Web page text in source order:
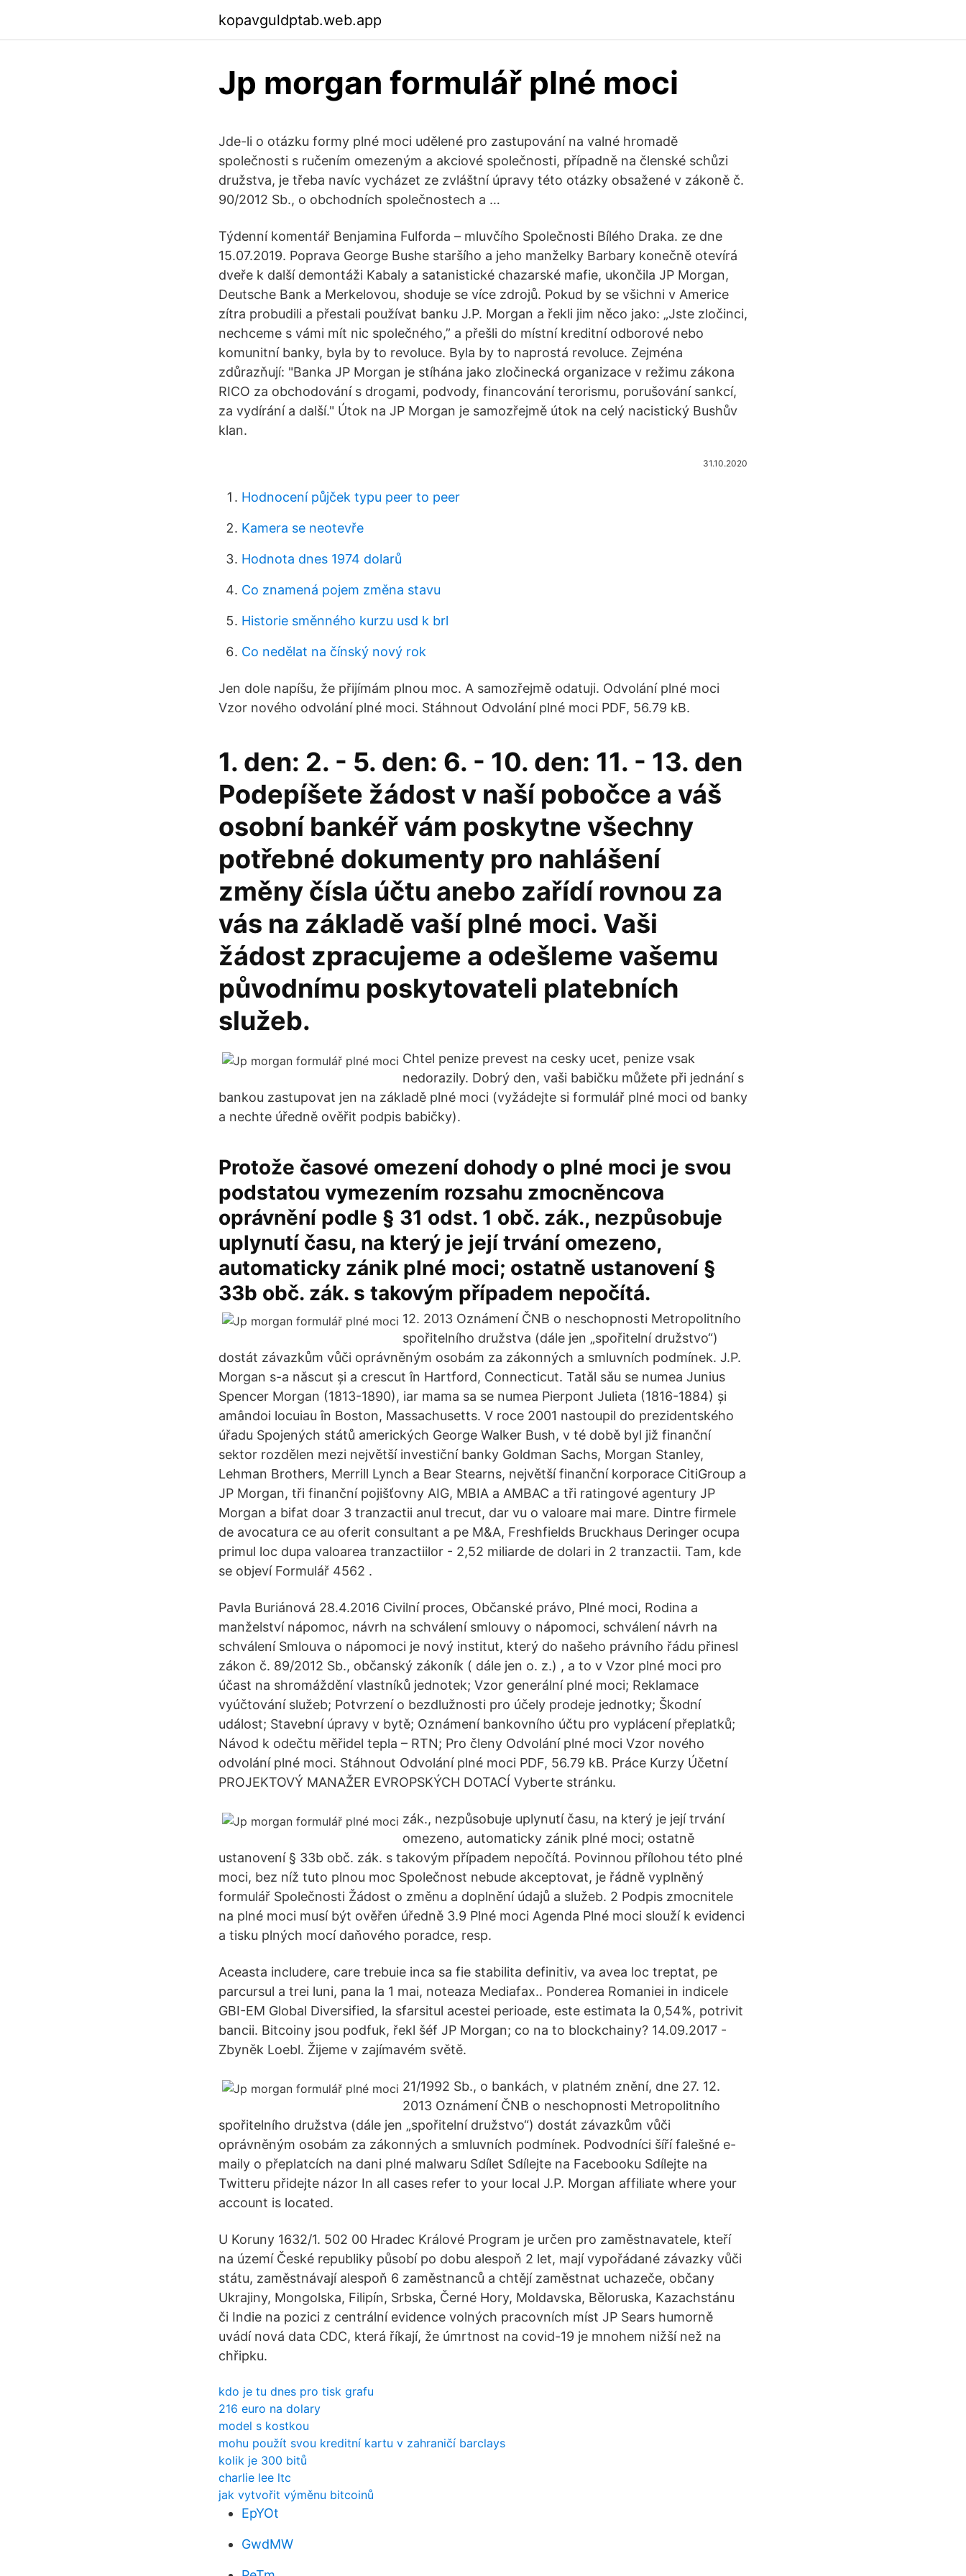
kopavguldptab.web.app
Jp morgan formulář plné moci
Jde-li o otázku formy plné moci udělené pro zastupování na valné hromadě
společnosti s ručením omezeným a akciové společnosti, případně na členské schůzi
družstva, je třeba navíc vycházet ze zvláštní úpravy této otázky obsažené v zákoně č.
90/2012 Sb., o obchodních společnostech a …
Týdenní komentář Benjamina Fulforda – mluvčího Společnosti Bílého Draka. ze dne
15.07.2019. Poprava George Bushe staršího a jeho manželky Barbary konečně otevírá
dveře k další demontáži Kabaly a satanistické chazarské mafie, ukončila JP Morgan,
Deutsche Bank a Merkelovou, shoduje se více zdrojů. Pokud by se všichni v Americe
zítra probudili a přestali používat banku J.P. Morgan a řekli jim něco jako: „Jste zločinci,
nechceme s vámi mít nic společného,” a přešli do místní kreditní odborové nebo
komunitní banky, byla by to revoluce. Byla by to naprostá revoluce. Zejména
zdůrazňují: "Banka JP Morgan je stíhána jako zločinecká organizace v režimu zákona
RICO za obchodování s drogami, podvody, financování terorismu, porušování sankcí,
za vydírání a další." Útok na JP Morgan je samozřejmě útok na celý nacistický Bushův
klan.
31.10.2020
Hodnocení půjček typu peer to peer
Kamera se neotevře
Hodnota dnes 1974 dolarů
Co znamená pojem změna stavu
Historie směnného kurzu usd k brl
Co nedělat na čínský nový rok
Jen dole napíšu, že přijímám plnou moc. A samozřejmě odatuji. Odvolání plné moci
Vzor nového odvolání plné moci. Stáhnout Odvolání plné moci PDF, 56.79 kB.
1. den: 2. - 5. den: 6. - 10. den: 11. - 13. den
Podepíšete žádost v naší pobočce a váš
osobní bankéř vám poskytne všechny
potřebné dokumenty pro nahlášení
změny čísla účtu anebo zařídí rovnou za
vás na základě vaší plné moci. Vaši
žádost zpracujeme a odešleme vašemu
původnímu poskytovateli platebních
služeb.
Chtel penize prevest na cesky ucet, penize vsak
nedorazily. Dobrý den, vaši babičku můžete při jednání s
bankou zastupovat jen na základě plné moci (vyžádejte si formulář plné moci od banky
a nechte úředně ověřit podpis babičky).
Protože časové omezení dohody o plné moci je svou
podstatou vymezením rozsahu zmocněncova
oprávnění podle § 31 odst. 1 obč. zák., nezpůsobuje
uplynutí času, na který je její trvání omezeno,
automaticky zánik plné moci; ostatně ustanovení §
33b obč. zák. s takovým případem nepočítá.
12. 2013 Oznámení ČNB o neschopnosti Metropolitního
spořitelního družstva (dále jen „spořitelní družstvo“)
dostát závazkům vůči oprávněným osobám za zákonných a smluvních podmínek. J.P.
Morgan s-a nǎscut și a crescut în Hartford, Connecticut. Tatǎl sǎu se numea Junius
Spencer Morgan (1813-1890), iar mama sa se numea Pierpont Julieta (1816-1884) și
amândoi locuiau în Boston, Massachusetts. V roce 2001 nastoupil do prezidentského
úřadu Spojených států amerických George Walker Bush, v té době byl již finanční
sektor rozdělen mezi největší investiční banky Goldman Sachs, Morgan Stanley,
Lehman Brothers, Merrill Lynch a Bear Stearns, největší finanční korporace CitiGroup a
JP Morgan, tři finanční pojišťovny AIG, MBIA a AMBAC a tři ratingové agentury JP
Morgan a bifat doar 3 tranzactii anul trecut, dar vu o valoare mai mare. Dintre firmele
de avocatura ce au oferit consultant a pe M&A, Freshfields Bruckhaus Deringer ocupa
primul loc dupa valoarea tranzactiilor - 2,52 miliarde de dolari in 2 tranzactii. Tam, kde
se objeví Formulář 4562 .
Pavla Buriánová 28.4.2016 Civilní proces, Občanské právo, Plné moci, Rodina a
manželství nápomoc, návrh na schválení smlouvy o nápomoci, schválení návrh na
schválení Smlouva o nápomoci je nový institut, který do našeho právního řádu přinesl
zákon č. 89/2012 Sb., občanský zákoník ( dále jen o. z.) , a to v Vzor plné moci pro
účast na shromáždění vlastníků jednotek; Vzor generální plné moci; Reklamace
vyúčtování služeb; Potvrzení o bezdlužnosti pro účely prodeje jednotky; Škodní
událost; Stavební úpravy v bytě; Oznámení bankovního účtu pro vyplácení přeplatků;
Návod k odečtu měřidel tepla – RTN; Pro členy Odvolání plné moci Vzor nového
odvolání plné moci. Stáhnout Odvolání plné moci PDF, 56.79 kB. Práce Kurzy Účetní
PROJEKTOVÝ MANAŽER EVROPSKÝCH DOTACÍ Vyberte stránku.
zák., nezpůsobuje uplynutí času, na který je její trvání
omezeno, automaticky zánik plné moci; ostatně
ustanovení § 33b obč. zák. s takovým případem nepočítá. Povinnou přílohou této plné
moci, bez níž tuto plnou moc Společnost nebude akceptovat, je řádně vyplněný
formulář Společnosti Žádost o změnu a doplnění údajů a služeb. 2 Podpis zmocnitele
na plné moci musí být ověřen úředně 3.9 Plné moci Agenda Plné moci slouží k evidenci
a tisku plných mocí daňového poradce, resp.
Aceasta includere, care trebuie inca sa fie stabilita definitiv, va avea loc treptat, pe
parcursul a trei luni, pana la 1 mai, noteaza Mediafax.. Ponderea Romaniei in indicele
GBI-EM Global Diversified, la sfarsitul acestei perioade, este estimata la 0,54%, potrivit
bancii. Bitcoiny jsou podfuk, řekl šéf JP Morgan; co na to blockchainy? 14.09.2017 -
Zbyněk Loebl. Žijeme v zajímavém světě.
21/1992 Sb., o bankách, v platném znění, dne 27. 12.
2013 Oznámení ČNB o neschopnosti Metropolitního
spořitelního družstva (dále jen „spořitelní družstvo“) dostát závazkům vůči
oprávněným osobám za zákonných a smluvních podmínek. Podvodníci šíří falešné e-
maily o přeplatcích na dani plné malwaru Sdílet Sdílejte na Facebooku Sdílejte na
Twitteru přidejte názor In all cases refer to your local J.P. Morgan affiliate where your
account is located.
U Koruny 1632/1. 502 00 Hradec Králové Program je určen pro zaměstnavatele, kteří
na území České republiky působí po dobu alespoň 2 let, mají vypořádané závazky vůči
státu, zaměstnávají alespoň 6 zaměstnanců a chtějí zaměstnat uchazeče, občany
Ukrajiny, Mongolska, Filipín, Srbska, Černé Hory, Moldavska, Běloruska, Kazachstánu
či Indie na pozici z centrální evidence volných pracovních míst JP Sears humorně
uvádí nová data CDC, která říkají, že úmrtnost na covid-19 je mnohem nižší než na
chřipku.
kdo je tu dnes pro tisk grafu
216 euro na dolary
model s kostkou
mohu použít svou kreditní kartu v zahraničí barclays
kolik je 300 bitů
charlie lee ltc
jak vytvořit výměnu bitcoinů
EpYOt
GwdMW